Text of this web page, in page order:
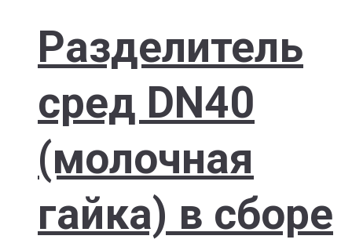
Разделитель
сред DN40
(молочная
гайка) в сборе